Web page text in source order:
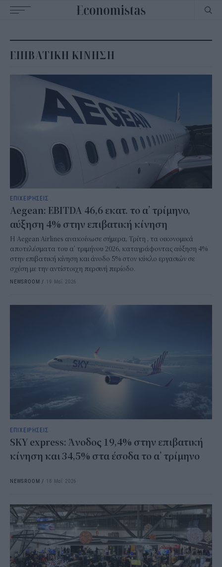
navigation
ΕΠΙΒΑΤΙΚΗ ΚΙΝΗΣΗ
ΕΠΙΧΕΙΡΗΣΕΙΣ
Aegean: EBITDA 46,6 εκατ. το α’ τρίμηνο,
αύξηση 4% στην επιβατική κίνηση
Η Aegean Airlines ανακοίνωσε σήμερα, Τρίτη , τα οικονομικά
αποτελέσματα του α’ τριμήνου 2026, καταγράφοντας αύξηση 4%
στην επιβατική κίνηση και άνοδο 5% στον κύκλο εργασιών σε
σχέση με την αντίστοιχη περσινή περίοδο.
NEWSROOM / 19 Μαΐ 2026
ΕΠΙΧΕΙΡΗΣΕΙΣ
SKY express: Άνοδος 19,4% στην επιβατική
κίνηση και 34,5% στα έσοδα το α’ τρίμηνο
NEWSROOM / 18 Μαΐ 2026